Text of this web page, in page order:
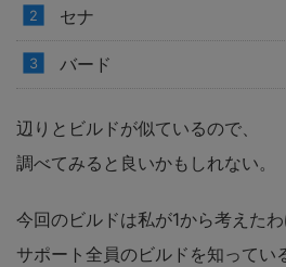
セナ
バード
辺りとビルドが似ているので、
調べてみると良いかもしれない。
今回のビルドは私が1から考えたわ
サポート全員のビルドを知ってい